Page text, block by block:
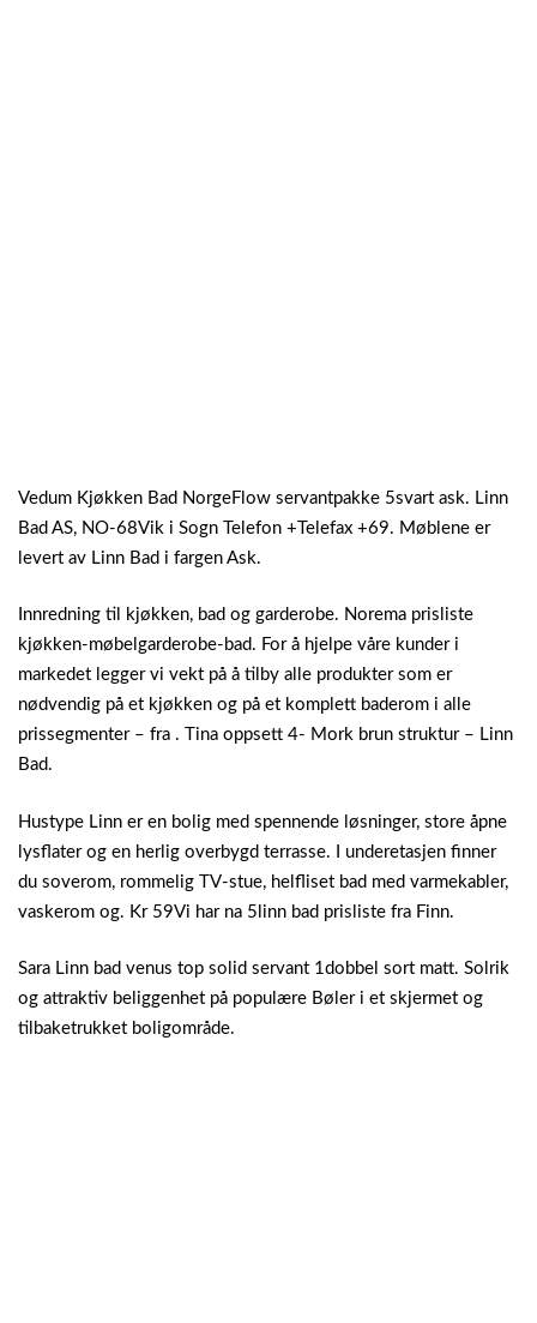
Vedum Kjøkken Bad NorgeFlow servantpakke 5svart ask. Linn
Bad AS, NO-68Vik i Sogn Telefon +Telefax +69. Møblene er
levert av Linn Bad i fargen Ask.
Innredning til kjøkken, bad og garderobe. Norema prisliste
kjøkken-møbelgarderobe-bad. For å hjelpe våre kunder i
markedet legger vi vekt på å tilby alle produkter som er
nødvendig på et kjøkken og på et komplett baderom i alle
prissegmenter – fra . Tina oppsett 4- Mork brun struktur – Linn
Bad.
Hustype Linn er en bolig med spennende løsninger, store åpne
lysflater og en herlig overbygd terrasse. I underetasjen finner
du soverom, rommelig TV-stue, helfliset bad med varmekabler,
vaskerom og. Kr 59Vi har na 5linn bad prisliste fra Finn.
Sara Linn bad venus top solid servant 1dobbel sort matt. Solrik
og attraktiv beliggenhet på populære Bøler i et skjermet og
tilbaketrukket boligområde.